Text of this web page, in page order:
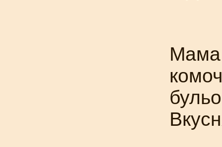
Мама